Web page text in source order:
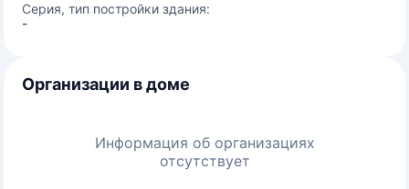
Серия, тип постройки здания:
-
Организации в доме
Информация об организациях
отсутствует